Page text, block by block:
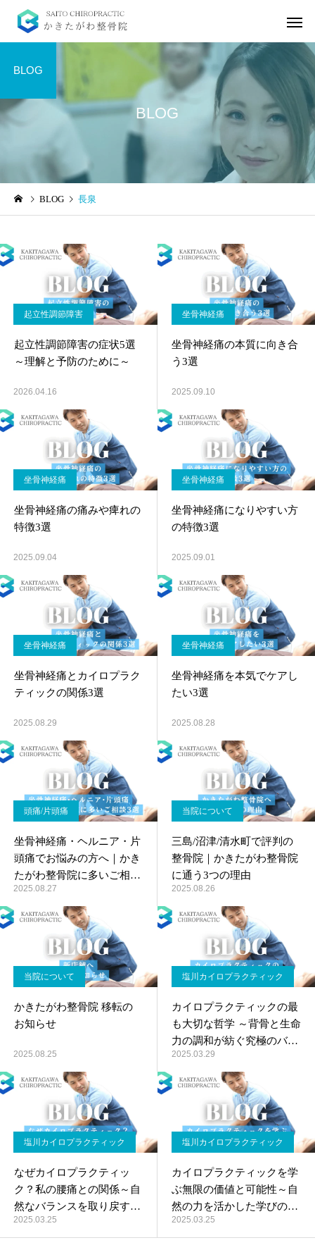
起立性調節障害
起立性調節障害の症状5選
坐骨神経痛
坐骨神経痛の本質に向
BLOG
BLOG
BLOG 長泉
起立性調節障害
起立性調節障害の症状5選
～理解と予防のために～
2026.04.16
坐骨神経痛
坐骨神経痛の本質に向き合
う3選
2025.09.10
坐骨神経痛
坐骨神経痛の痛みや痺れの
特徴3選
2025.09.04
坐骨神経痛
坐骨神経痛になりやすい方
の特徴3選
2025.09.01
坐骨神経痛
坐骨神経痛とカイロプラク
ティックの関係3選
2025.08.29
坐骨神経痛
坐骨神経痛を本気でケアし
たい3選
2025.08.28
頭痛/片頭痛
坐骨神経痛・ヘルニア・片
頭痛でお悩みの方へ｜かき
たがわ整骨院に多いご相談
3選
2025.08.27
当院について
三島/沼津/清水町で評判の
整骨院｜かきたがわ整骨院
に通う3つの理由
2025.08.26
当院について
かきたがわ整骨院 移転の
お知らせ
2025.08.25
塩川カイロプラクティック
カイロプラクティックの最
も大切な哲学 ～背骨と生命
力の調和が紡ぐ究極のバラ
ンス～
2025.03.29
塩川カイロプラクティック
なぜカイロプラクティッ
ク？私の腰痛との関係～自
然なバランスを取り戻す技
術～
2025.03.25
塩川カイロプラクティック
カイロプラクティックを学
ぶ無限の価値と可能性～自
然の力を活かした学びの世
界～
2025.03.25